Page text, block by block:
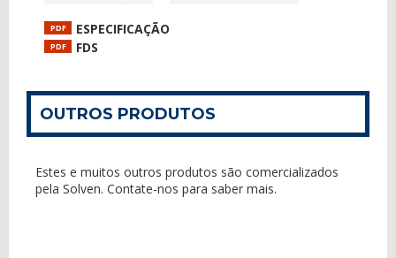
PDF ESPECIFICAÇÃO
PDF FDS
OUTROS PRODUTOS
Estes e muitos outros produtos são comercializados
pela Solven. Contate-nos para saber mais.